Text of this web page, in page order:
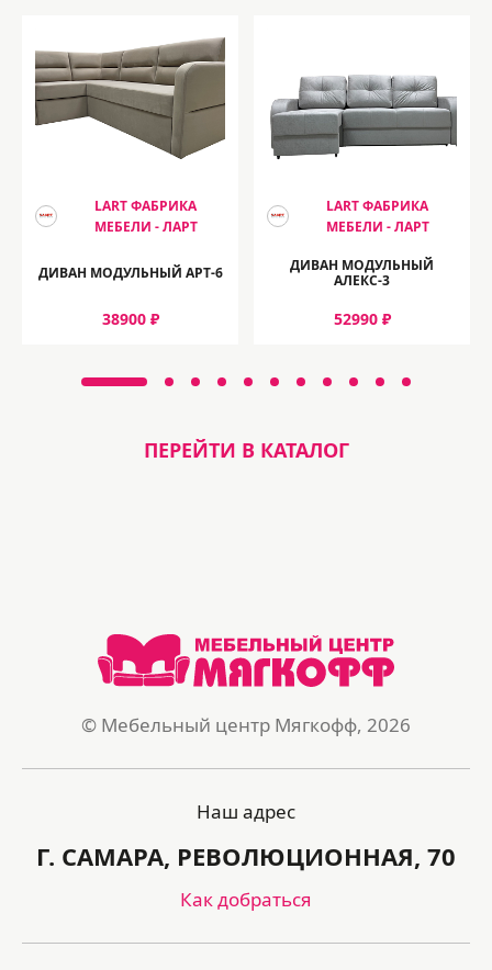
LART ФАБРИКА
МЕБЕЛИ - ЛАРТ
ДИВАН МОДУЛЬНЫЙ АРТ-6
38900 ₽
LART ФАБРИКА
МЕБЕЛИ - ЛАРТ
ДИВАН МОДУЛЬНЫЙ
АЛЕКС-3
52990 ₽
ПЕРЕЙТИ В КАТАЛОГ
© Мебельный центр Мягкофф, 2026
Наш адрес
Г. САМАРА, РЕВОЛЮЦИОННАЯ, 70
Как добраться